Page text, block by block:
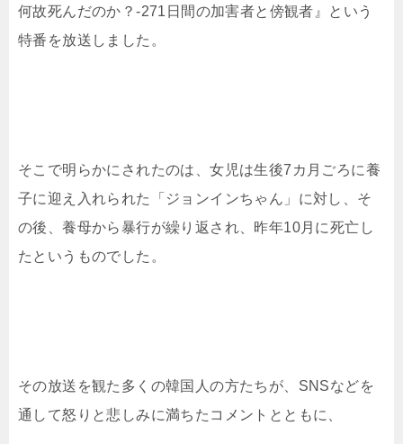
何故死んだのか？-271日間の加害者と傍観者』という
特番を放送しました。
そこで明らかにされたのは、女児は生後7カ月ごろに養
子に迎え入れられた「ジョンインちゃん」に対し、そ
の後、養母から暴行が繰り返され、昨年10月に死亡し
たというものでした。
その放送を観た多くの韓国人の方たちが、SNSなどを
通して怒りと悲しみに満ちたコメントとともに、